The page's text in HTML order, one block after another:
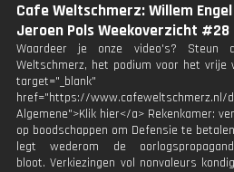
Cafe Weltschmerz: Willem
Jeroen Pols Weekoverzicht #28
Waardeer je onze video's? Steun
Weltschmerz, het podium voor het vrije
target="_blank"
href="https://www.cafeweltschmerz.nl/
Algemene">Klik hier</a> Rekenkamer:
op boodschappen om Defensie te
legt wederom de
bloot. Verkiezingen vol nonvaleurs